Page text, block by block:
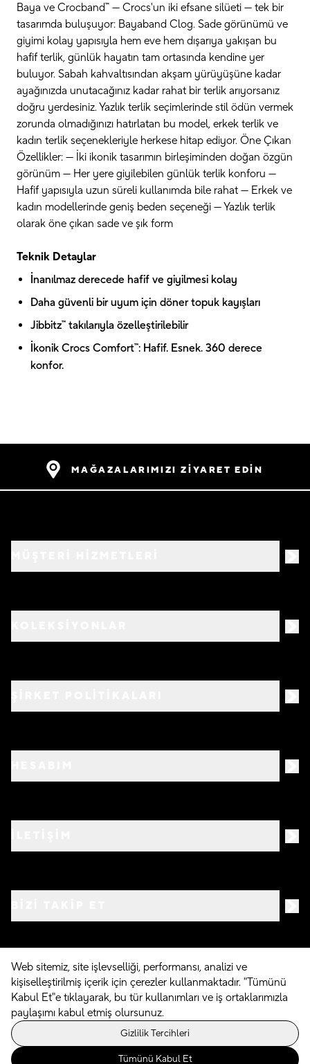
Baya ve Crocband™ — Crocs'un iki efsane silüeti — tek bir
tasarımda buluşuyor: Bayaband Clog. Sade görünümü ve
giyimi kolay yapısıyla hem eve hem dışarıya yakışan bu
hafif terlik, günlük hayatın tam ortasında kendine yer
buluyor. Sabah kahvaltısından akşam yürüyüşüne kadar
ayağınızda unutacağınız kadar rahat bir terlik arıyorsanız
doğru yerdesiniz. Yazlık terlik seçimlerinde stil ödün vermek
zorunda olmadığınızı hatırlatan bu model, erkek terlik ve
kadın terlik seçenekleriyle herkese hitap ediyor. Öne Çıkan
Özellikler: — İki ikonik tasarımın birleşiminden doğan özgün
görünüm — Her yere giyilebilen günlük terlik konforu —
Hafif yapısıyla uzun süreli kullanımda bile rahat — Erkek ve
kadın modellerinde geniş beden seçeneği — Yazlık terlik
olarak öne çıkan sade ve şık form
Teknik Detaylar
İnanılmaz derecede hafif ve giyilmesi kolay
Daha güvenli bir uyum için döner topuk kayışları
Jibbitz™ takılarıyla özelleştirilebilir
İkonik Crocs Comfort™: Hafif. Esnek. 360 derece
konfor.
MAĞAZALARIMIZI ZİYARET EDİN
©2026 Crocs.com.tr • Tüm hakları saklıdır
Powered By
Web sitemiz, site işlevselliği, performansı, analizi ve
kişiselleştirilmiş içerik için çerezler kullanmaktadır. "Tümünü
Kabul Et"e tıklayarak, bu tür kullanımları ve iş ortaklarımızla
paylaşımı kabul etmiş olursunuz.
Gizlilik Tercihleri
Tümünü Kabul Et